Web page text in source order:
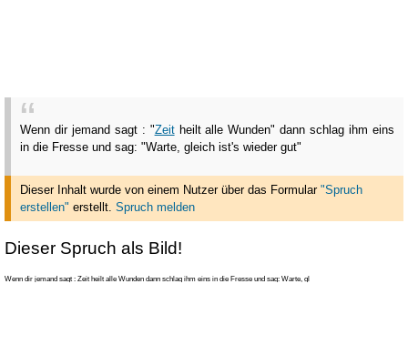
Wenn dir jemand sagt : "Zeitheilt alle Wunden" dann schlag ihm eins
in die Fresse und sag: "Warte, gleich ist's wieder gut"
Dieser Inhalt wurde von einem Nutzer über das Formular "Spruch
erstellen" erstellt. Spruch melden
Dieser Spruch als Bild!
Wenn dir jemand sagt : Zeit heilt alle Wunden dann schlag ihm eins in die Fresse und sag: Warte, gl